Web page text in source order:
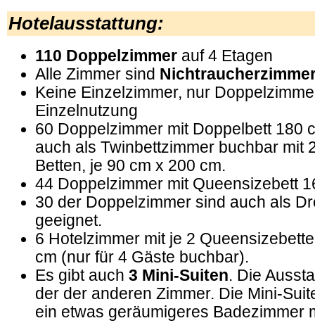
Hotelausstattung:
110 Doppelzimmer auf 4 Etagen
Alle Zimmer sind
Keine Einzelzimmer, nur
Einzelnutzung
60 Doppelzimmer mit Doppelbett 180
auch als Twinbettzimmer buchbar mit
Betten, je 90 cm x 200 cm.
44 Doppelzimmer mit Queensizebett
30 der Doppelzimmer sind auch als
geeignet.
6 Hotelzimmer mit je 2
cm (nur für 4 Gäste buchbar).
Es gibt auch 3 Mini-Suiten. Die
der der anderen Zimmer. Die Mini-
ein etwas geräumigeres Badezimmer